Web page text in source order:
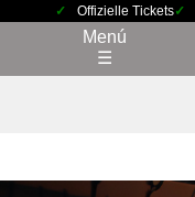
Offizielle Tickets
Menú
☰